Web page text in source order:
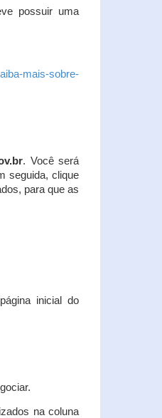
possuir uma
mais-sobre-
. Você será
seguida, clique
para que as
inicial do
na coluna